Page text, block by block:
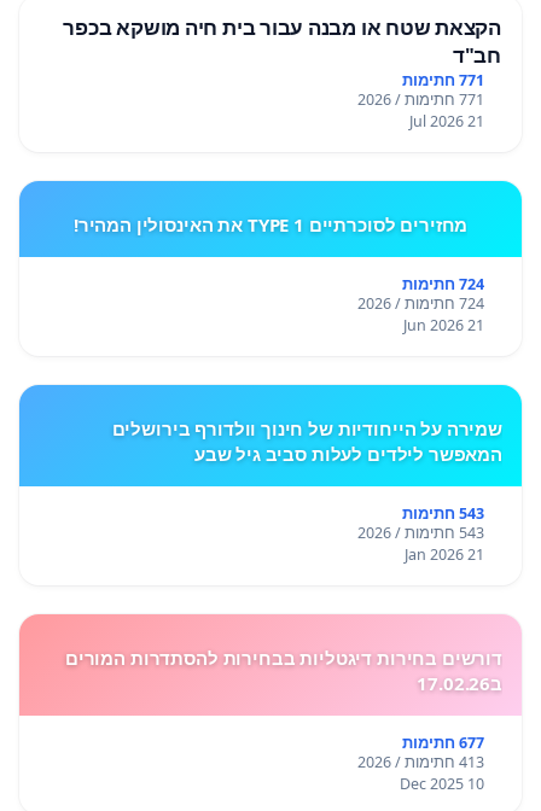
הקצאת שטח או מבנה עבור בית חיה מושקא בכפר
חב"ד
771 חתימות
771 חתימות / 2026
21 Jul 2026
מחזירים לסוכרתיים TYPE 1 את האינסולין המהיר!
724 חתימות
724 חתימות / 2026
21 Jun 2026
שמירה על הייחודיות של חינוך וולדורף בירושלים
המאפשר לילדים לעלות סביב גיל שבע
543 חתימות
543 חתימות / 2026
21 Jan 2026
דורשים בחירות דיגטליות בבחירות להסתדרות המורים
ב17.02.26
677 חתימות
413 חתימות / 2026
10 Dec 2025